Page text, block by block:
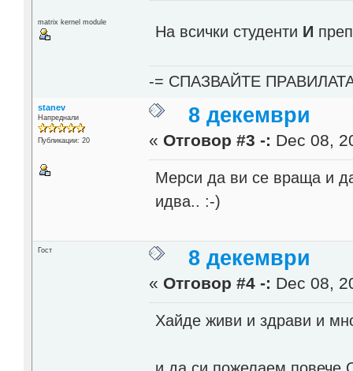
matrix kernel module
На всички студенти И
-= СПАЗВАЙТЕ
stanev
Напреднали
Публикации: 20
8 декември
« Отговор #3 -: Dec 08,
Мерси да ви се враща и
идва.. :-)
Гост 8 декември
« Отговор #4 -: Dec 08,
Хайде живи и здрави и